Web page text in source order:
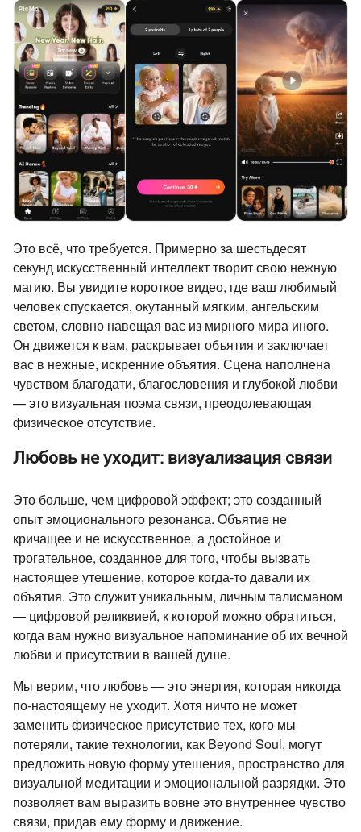
Это всё, что требуется. Примерно за шестьдесят
секунд искусственный интеллект творит свою нежную
магию. Вы увидите короткое видео, где ваш любимый
человек спускается, окутанный мягким, ангельским
светом, словно навещая вас из мирного мира иного.
Он движется к вам, раскрывает объятия и заключает
вас в нежные, искренние объятия. Сцена наполнена
чувством благодати, благословения и глубокой любви
— это визуальная поэма связи, преодолевающая
физическое отсутствие.
Любовь не уходит: визуализация связи
Это больше, чем цифровой эффект; это созданный
опыт эмоционального резонанса. Объятие не
кричащее и не искусственное, а достойное и
трогательное, созданное для того, чтобы вызвать
настоящее утешение, которое когда-то давали их
объятия. Это служит уникальным, личным талисманом
— цифровой реликвией, к которой можно обратиться,
когда вам нужно визуальное напоминание об их вечной
любви и присутствии в вашей душе.
Мы верим, что любовь — это энергия, которая никогда
по-настоящему не уходит. Хотя ничто не может
заменить физическое присутствие тех, кого мы
потеряли, такие технологии, как Beyond Soul, могут
предложить новую форму утешения, пространство для
визуальной медитации и эмоциональной разрядки. Это
позволяет вам выразить вовне это внутреннее чувство
связи, придав ему форму и движение.